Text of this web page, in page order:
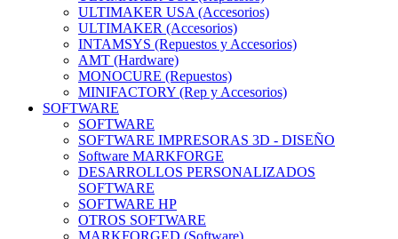
ULTIMAKER USA (Accesorios)
ULTIMAKER (Accesorios)
INTAMSYS (Repuestos y Accesorios)
AMT (Hardware)
MONOCURE (Repuestos)
MINIFACTORY (Rep y Accesorios)
SOFTWARE
SOFTWARE
SOFTWARE IMPRESORAS 3D - DISEÑO
Software MARKFORGE
DESARROLLOS PERSONALIZADOS
SOFTWARE
SOFTWARE HP
OTROS SOFTWARE